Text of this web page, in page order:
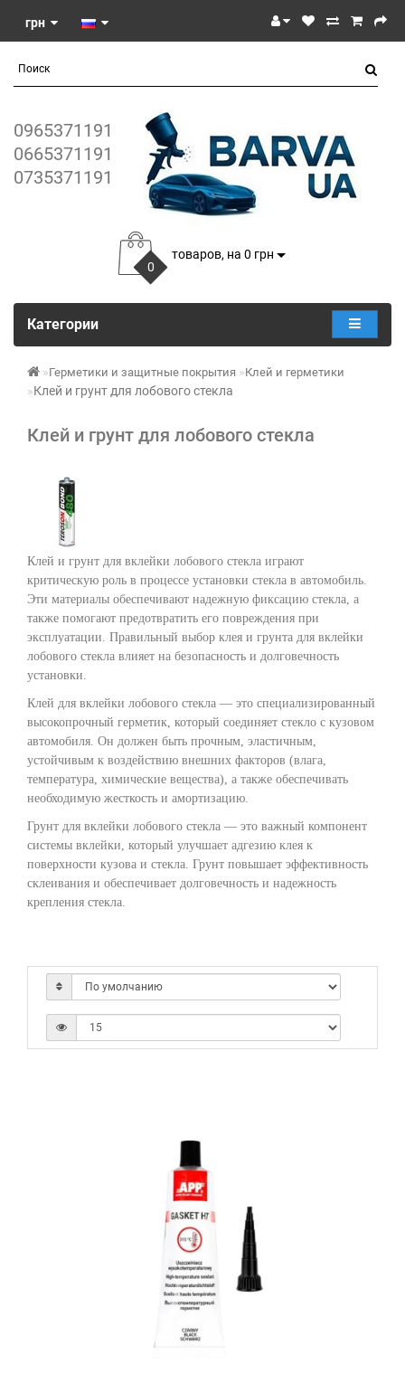
грн
0965371191
0665371191
0735371191
0
товаров, на 0 грн
Категории
Герметики и защитные покрытия Клей и герметики
Клей и грунт для лобового стекла
Клей и грунт для лобового стекла
Клей и грунт для вклейки лобового стекла играют
критическую роль в процессе установки стекла в автомобиль.
Эти материалы обеспечивают надежную фиксацию стекла, а
также помогают предотвратить его повреждения при
эксплуатации. Правильный выбор клея и грунта для вклейки
лобового стекла влияет на безопасность и долговечность
установки.
Клей для вклейки лобового стекла — это специализированный
высокопрочный герметик, который соединяет стекло с кузовом
автомобиля. Он должен быть прочным, эластичным,
устойчивым к воздействию внешних факторов (влага,
температура, химические вещества), а также обеспечивать
необходимую жесткость и амортизацию.
Грунт для вклейки лобового стекла — это важный компонент
системы вклейки, который улучшает адгезию клея к
поверхности кузова и стекла. Грунт повышает эффективность
склеивания и обеспечивает долговечность и надежность
крепления стекла.